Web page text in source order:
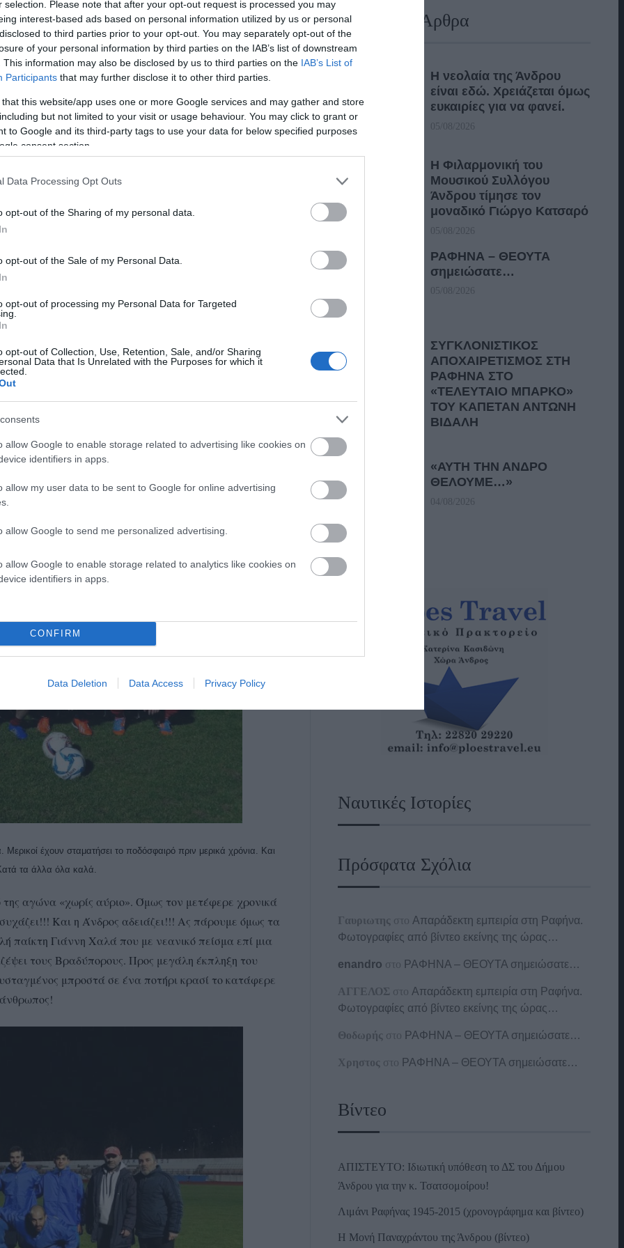
selection. Please note that after your opt-out request is processed you may
interest-based ads based on personal information utilized by us or personal
to third parties prior to your opt-out. You may separately opt-out of the
of your personal information by third parties on the IAB’s list of downstream
This information may also be disclosed by us to third parties on the IAB’s List of
Participants that may further disclose it to other third parties.
that this website/app uses one or more Google services and may gather and store
but not limited to your visit or usage behaviour. You may click to grant or
to Google and its third-party tags to use your data for below specified purposes
consent section.
Data Processing Opt Outs
opt-out of the Sharing of my personal data.
opt-out of the Sale of my Personal Data.
opt-out of processing my Personal Data for Targeted
opt-out of Collection, Use, Retention, Sale, and/or Sharing
Data that Is Unrelated with the Purposes for which it
allow Google to enable storage related to advertising like cookies on
identifiers in apps.
allow my user data to be sent to Google for online advertising
allow Google to send me personalized advertising.
allow Google to enable storage related to analytics like cookies on
identifiers in apps.
CONFIRM
Data Deletion Data Access Privacy Policy
Άρα δεν υπάρχει αύριο παρά μόνο χτες!
Βραδυποριακού…
των γερόντων του Ολυμπιακού και της
κάποτε έπαιξαν ποδόσφαιρό προσδοκώντας (α)
και τα τριγλυκερίδια και πνιγμένοι στις
Α’ Εθνική μαζεύονταν κάθε άνοιξη – ανήμερα
έχουν σταματήσει το ποδόσφαιρό πριν μερικά χρόνια. Και
τα άλλα όλα καλά.
αγώνα «χωρίς αύριο». Όμως τον μετέφερε χρονικά
Και η Άνδρος αδειάζει!!! Ας πάρουμε όμως τα
παίκτη Γιάννη Χαλά που με νεανικό πείσμα επί μια
τους Βραδύπορους. Προς μεγάλη έκπληξη του
μπροστά σε ένα ποτήρι κρασί το κατάφερε
Πρόσφατα Άρθρα
Η νεολαία της Άνδρου
είναι εδώ. Χρειάζεται όμως
ευκαιρίες για να φανεί.
05/08/2026
Η Φιλαρμονική του
Μουσικού Συλλόγου
Άνδρου τίμησε τον
μοναδικό Γιώργο Κατσαρό
05/08/2026
ΡΑΦΗΝΑ – ΘΕΟΥΤΑ
σημειώσατε…
05/08/2026
ΣΥΓΚΛΟΝΙΣΤΙΚΟΣ
ΑΠΟΧΑΙΡΕΤΙΣΜΟΣ ΣΤΗ
ΡΑΦΗΝΑ ΣΤΟ
«ΤΕΛΕΥΤΑΙΟ ΜΠΑΡΚΟ»
ΤΟΥ ΚΑΠΕΤΑΝ ΑΝΤΩΝΗ
ΒΙΔΑΛΗ
05/08/2026
«ΑΥΤΗ ΤΗΝ ΑΝΔΡΟ
ΘΕΛΟΥΜΕ…»
04/08/2026
Ναυτικές Ιστορίες
Πρόσφατα Σχόλια
Γαυριωτης στοΑπαράδεκτη εμπειρία στη Ραφήνα.
Φωτογραφίες από βίντεο εκείνης της ώρας…
enandro στο ΡΑΦΗΝΑ – ΘΕΟΥΤΑ σημειώσατε…
ΑΓΓΕΛΟΣ στοΑπαράδεκτη εμπειρία στη Ραφήνα.
Φωτογραφίες από βίντεο εκείνης της ώρας…
Θοδωρής στο ΡΑΦΗΝΑ – ΘΕΟΥΤΑ σημειώσατε…
Χρηστος στο ΡΑΦΗΝΑ – ΘΕΟΥΤΑ σημειώσατε…
Βίντεο
ΑΠΙΣΤΕΥΤΟ: Ιδιωτική υπόθεση το ΔΣ του Δήμου
Άνδρου για την κ. Τσατσομοίρου!
Λιμάνι Ραφήνας 1945-2015 (χρονογράφημα και βίντεο)
Η Μονή Παναχράντου της Άνδρου (βίντεο)